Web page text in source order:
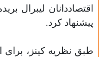
اقتصاددانان لیبرال
پیشنهاد کرد.
طبق نظریه کینز، برای